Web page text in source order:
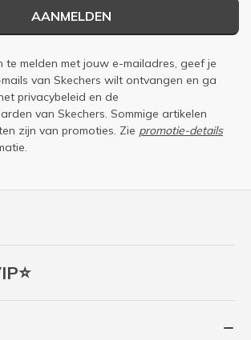
AANMELDEN
melden met jouw e-mailadres, geef je
van Skechers wilt ontvangen en ga
privacybeleid en de
van Skechers. Sommige artikelen
zijn van promoties. Zie promotie-details